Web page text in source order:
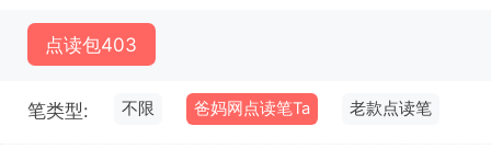
点读包403
笔类型: 不限 爸妈网点读笔Ta 老款点读笔